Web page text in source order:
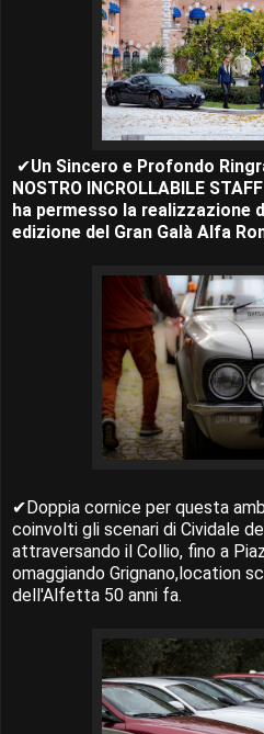
✔Un Sincero e Profondo
NOSTRO INCROLLABILE
ha permesso la realizzazione
edizione del Gran Galà Alfa
✔Doppia cornice per questa
coinvolti gli scenari di Cividale
attraversando il Collio, fino a
omaggiando Grignano,location
dell'Alfetta 50 anni fa.